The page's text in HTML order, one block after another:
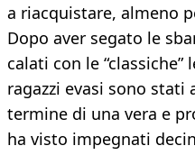
a riacquistare, almeno
Dopo aver segato le
calati con le
ragazzi evasi sono
termine di una vera e
ha visto impegnati